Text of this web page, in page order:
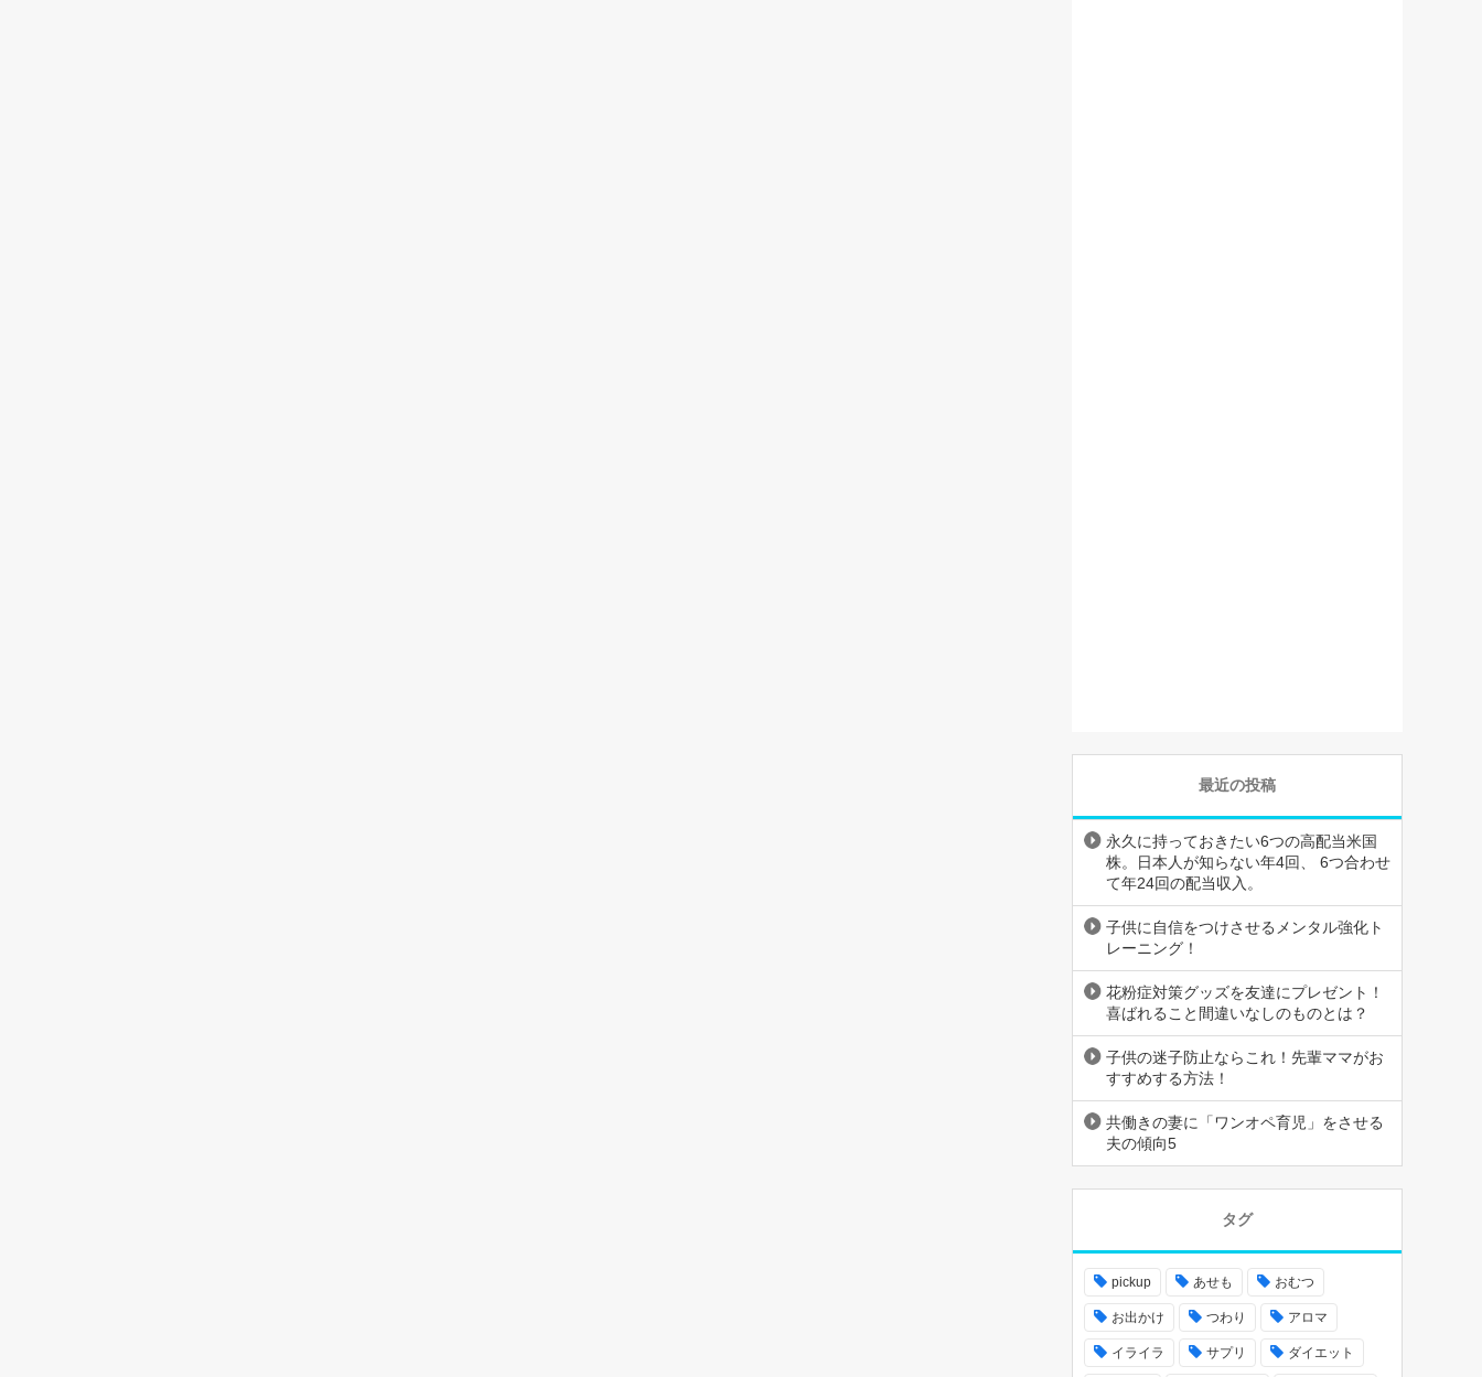
最近の投稿
永久に持っておきたい6つの高配当米国
株。日本人が知らない年4回、 6つ合わせ
て年24回の配当収入。
子供に自信をつけさせるメンタル強化ト
レーニング！
花粉症対策グッズを友達にプレゼント！
喜ばれること間違いなしのものとは？
子供の迷子防止ならこれ！先輩ママがお
すすめする方法！
共働きの妻に「ワンオペ育児」をさせる
夫の傾向5
タグ
pickup あせも おむつ
お出かけ つわり アロマ
イライラ サプリ ダイエット